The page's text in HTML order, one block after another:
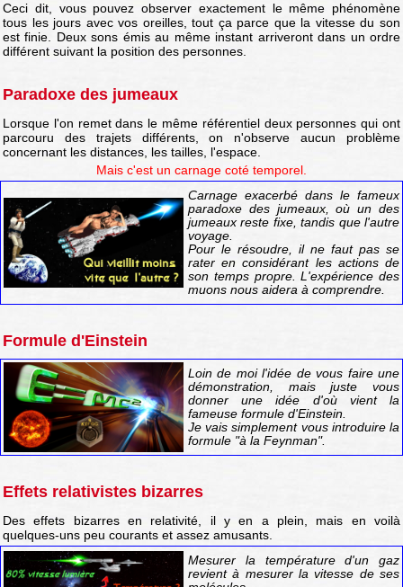
Ceci dit, vous pouvez observer exactement le même phénomène
tous les jours avec vos oreilles, tout ça parce que la vitesse du son
est finie. Deux sons émis au même instant arriveront dans un ordre
différent suivant la position des personnes.
Paradoxe des jumeaux
Lorsque l'on remet dans le même référentiel deux personnes qui ont
parcouru des trajets différents, on n'observe aucun problème
concernant les distances, les tailles, l'espace.
Mais c'est un carnage coté temporel.
Carnage exacerbé dans le fameux
paradoxe des jumeaux, où un des
jumeaux reste fixe, tandis que l'autre
voyage.
Pour le résoudre, il ne faut pas se
rater en considérant les actions de
son temps propre. L'expérience des
muons nous aidera à comprendre.
Formule d'Einstein
Loin de moi l'idée de vous faire une
démonstration, mais juste vous
donner une idée d'où vient la
fameuse formule d'Einstein.
Je vais simplement vous introduire la
formule "à la Feynman".
Effets relativistes bizarres
Des effets bizarres en relativité, il y en a plein, mais en voilà
quelques-uns peu courants et assez amusants.
Mesurer la température d'un gaz
revient à mesurer la vitesse de ses